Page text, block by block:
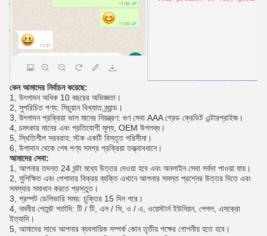
কেন আমাদের নির্বাচন করেছে:
1, উৎপাদন অধিক 10 বছরের অভিজ্ঞতা।
2, সুপরিচিত পণ্য: সিচুয়ান বিখ্যাত ব্র্যান্ড।
3, উৎপাদন প্রক্রিয়া ভাল মানের নিয়ন্ত্রণ: গুণ সেবা AAA গ্রেড ক্রেডিট এন্টারপ্রাইজ।
4, চমৎকার মানের এবং প্রতিযোগী মূল্য, OEM উপলব্ধ।
5, স্থিতিশীল সরবরাহ: স্টক একটি বিস্তৃত পরিসীমা।
6, উপাদান থেকে শেষ পণ্য সমগ্র প্রক্রিয়া তত্ত্বাবধানে।
আমাদের সেবা:
1, আপনার তদন্ত 24 ঘন্টা মধ্যে উত্তর দেওয়া হবে এবং অনলাইন সেবা সর্বদা পাওয়া যায়।
2, সুশিক্ষিত এবং পেশাদার বিক্রয় ব্যক্তি এখানে আপনার সমস্ত প্রশ্নের উত্তর দিতে এবং
সমস্যার সমাধান করতে প্রস্তুত।
3, প্রম্পট ডেলিভারি সময়: চুক্তির 15 দিন পরে।
4, নমনীয় পেমেন্ট শর্তাদি: টি / টি, এল / সি, ও / এ, ওয়েস্টার্ন ইউনিয়ন, পেপল, এসক্রো
ইত্যাদি।
5, আমাদের সাথে আপনার ব্যবসায়িক সম্পর্ক কোন তৃতীয় পক্ষের গোপনীয় হতে হবে।